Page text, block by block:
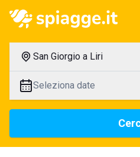
San Giorgio a Liri
Seleziona date